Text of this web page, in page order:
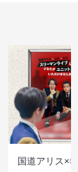
国道アリス×